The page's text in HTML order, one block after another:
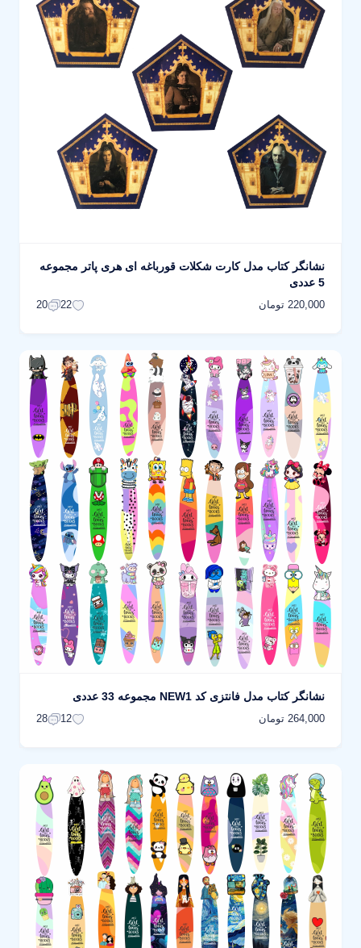
نشانگر کتاب مدل کارت شکلات قورباغه ای هری پاتر مجموعه
5 عددی
220,000 تومان 22
20
نشانگر کتاب مدل فانتزی کد NEW1 مجموعه 33 عددی
264,000 تومان 12
28